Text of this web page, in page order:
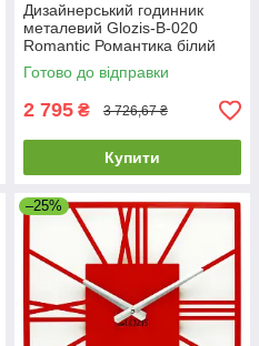
Дизайнерський годинник
металевий Glozis-B-020
Romantic Романтика білий
(50 см) [Метал, Відкритий,
Кольори]
Готово до відправки
2 795 ₴ 3 726,67 ₴
Купити
–25%